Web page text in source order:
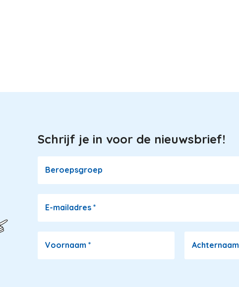
Schrijf je in voor de nieuwsbrief!
Beroepsgroep
E-mailadres *
Voornaam * Achternaam